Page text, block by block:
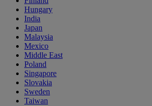
Hungary
India
Japan
Malaysia
Mexico
Middle East
Poland
Singapore
Slovakia
Sweden
Taiwan